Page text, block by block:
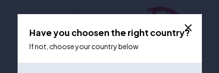
Have you choosen the right country?
If not, choose your country below